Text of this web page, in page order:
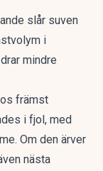
slår suven
i
mindre
främst
i fjol, med
Om den ärver
nästa